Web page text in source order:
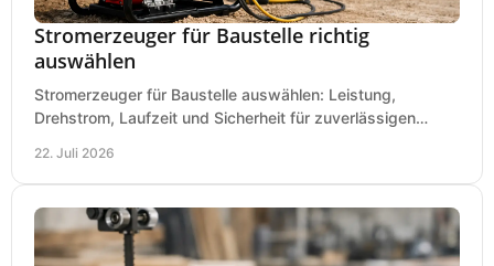
Stromerzeuger für Baustelle richtig
auswählen
Stromerzeuger für Baustelle auswählen: Leistung,
Drehstrom, Laufzeit und Sicherheit für zuverlässigen
22. Juli 2026